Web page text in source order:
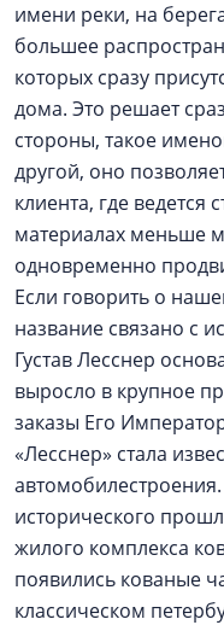
имени реки, на
большее
которых сразу
дома. Это решает
стороны, такое
другой, оно
клиента, где ведется
материалах меньше
одновременно
Если говорить о
название связано с
Густав Лесснер
выросло в крупное
заказы Его
«Лесснер» стала
исторического
жилого комплекса
появились кованые
классическом